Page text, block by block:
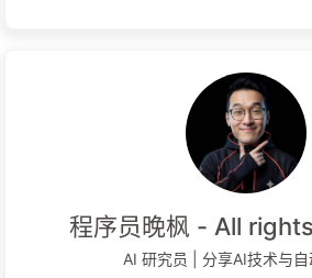
程序员晚枫 - All
AI 研究员 | 分享AI技术与